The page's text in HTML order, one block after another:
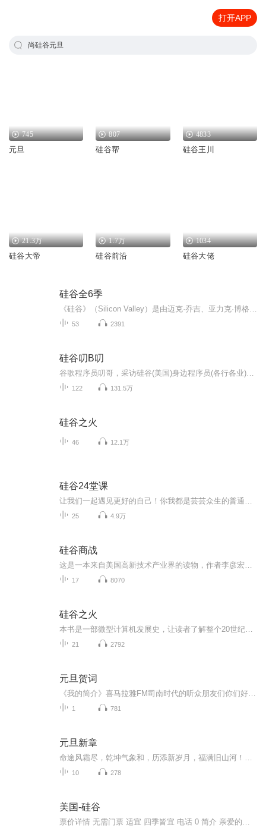
打开APP
尚硅谷元旦
745
元旦
807
硅谷帮
4833
硅谷王川
21.3万
硅谷大帝
1.7万
硅谷前沿
1034
硅谷大佬
硅谷全6季
53 2391
硅谷叨B叨
122 131.5万
硅谷之火
46 12.1万
硅谷24堂课
25 4.9万
硅谷商战
17 8070
硅谷之火
21 2792
元旦贺词
1 781
元旦新章
10 278
美国-硅谷